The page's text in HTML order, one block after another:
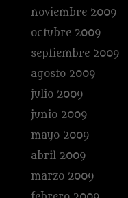
noviembre 2009
octubre 2009
septiembre 2009
agosto 2009
julio 2009
junio 2009
mayo 2009
abril 2009
marzo 2009